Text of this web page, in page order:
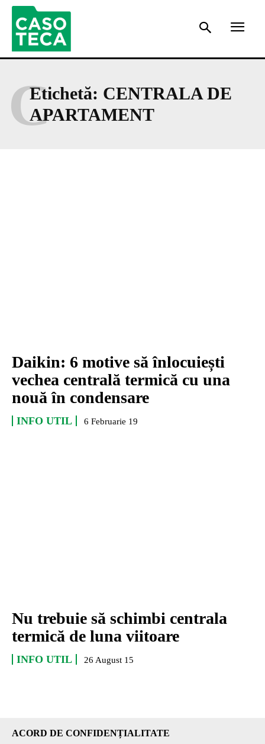
Etichetă: CENTRALA DE
APARTAMENT
C
Daikin: 6 motive să înlocuiești
vechea centrală termică cu una
nouă în condensare
INFO UTIL 6 Februarie 19
Nu trebuie să schimbi centrala
termică de luna viitoare
INFO UTIL 26 August 15
ACORD DE CONFIDENȚIALITATE